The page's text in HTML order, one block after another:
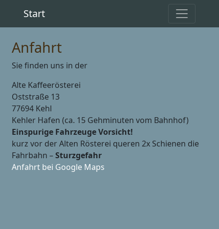
Start
Anfahrt
Sie finden uns in der
Alte Kaffeerösterei
Oststraße 13
77694 Kehl
Kehler Hafen (ca. 15 Gehminuten vom Bahnhof)
Einspurige Fahrzeuge Vorsicht!
kurz vor der Alten Rösterei queren 2x Schienen die
Fahrbahn –Sturzgefahr
Anfahrt bei Google Maps